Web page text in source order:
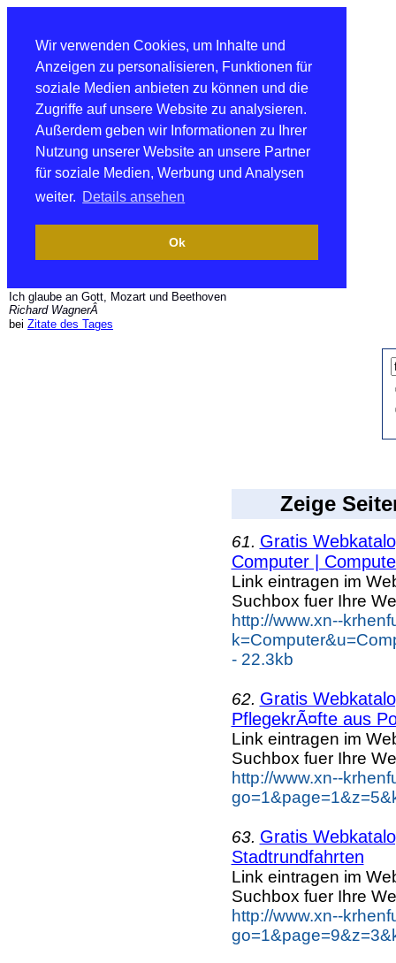
Wir verwenden Cookies, um Inhalte und
Anzeigen zu personalisieren, Funktionen für
soziale Medien anbieten zu können und die
Zugriffe auf unsere Website zu analysieren.
Außerdem geben wir Informationen zu Ihrer
Nutzung unserer Website an unsere Partner
für soziale Medien, Werbung und Analysen
weiter. Details ansehen
Ok
Ich glaube an Gott, Mozart und Beethoven
Richard WagnerÂ
bei Zitate des Tages
Zeige
61. Gratis
Computer |
Link eintragen im
Suchbox fuer Ihre
http://www.xn--
- 22.3kb
62. Gratis
PflegekrÃ¤fte aus
Link eintragen im
Suchbox fuer Ihre
http://www.xn--
63. Gratis
Stadtrundfahrten
Link eintragen im
Suchbox fuer Ihre
http://www.xn--